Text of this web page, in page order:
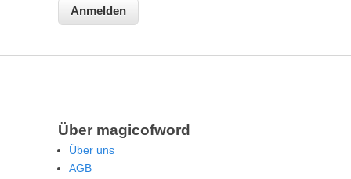
Über magicofword
Über uns
AGB